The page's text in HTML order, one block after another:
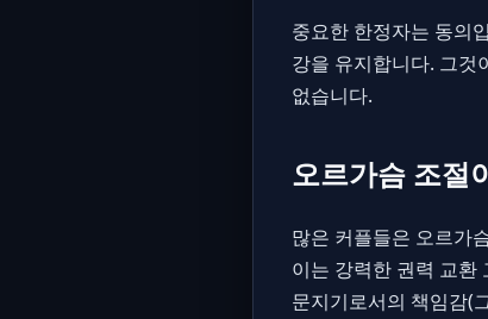
중요한 한정자는 동의
강을 유지합니다. 그것
없습니다.
오르가슴 조절
많은 커플들은 오르가
이는 강력한 권력 교환
문지기로서의 책임감(